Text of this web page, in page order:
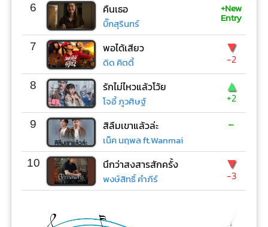
6 คืนเธอ
บิ๊กสุรินทร์
+New
Entry
7 พอได้เสียว
ดิด คิตตี้
▼
-2
8 รักไม่ไหวแล้วโว้ย
โจอี้ ภูวศิษฐ์
▲
+2
9 สิลืมเขาแล้วล่ะ
เน็ค นฤพล ft.Wanmai
-
10 นึกว่าสงสารสักครั้ง
พงษ์สิทธิ์ คำภีร์
▼
-3